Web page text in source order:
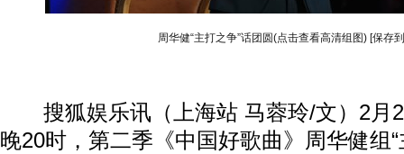
周华健“主打之争”话团圆(点击查看高清组图) [保存
搜狐娱乐讯（上海站 马蓉玲/文）2月
晚20时，第二季《中国好歌曲》周华健组